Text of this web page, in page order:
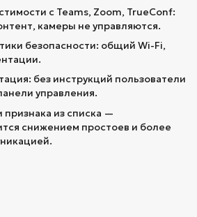
с Teams, Zoom, TrueConf:
камеры не управляются.
безопасности: общий Wi-Fi,
без инструкций пользователи
управления.
из списка —
снижением простоев и более